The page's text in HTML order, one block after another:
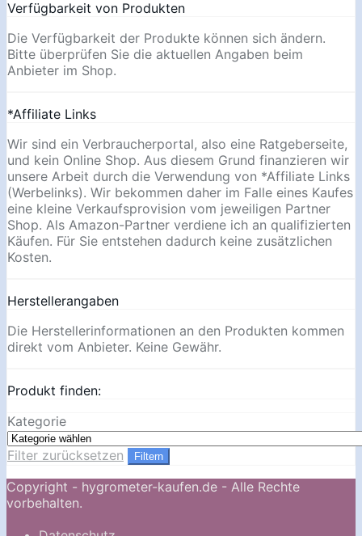
Verfügbarkeit von Produkten
Die Verfügbarkeit der Produkte können sich ändern.
Bitte überprüfen Sie die aktuellen Angaben beim
Anbieter im Shop.
*Affiliate Links
Wir sind ein Verbraucherportal, also eine Ratgeberseite,
und kein Online Shop. Aus diesem Grund finanzieren wir
unsere Arbeit durch die Verwendung von *Affiliate Links
(Werbelinks). Wir bekommen daher im Falle eines Kaufes
eine kleine Verkaufsprovision vom jeweiligen Partner
Shop. Als Amazon-Partner verdiene ich an qualifizierten
Käufen. Für Sie entstehen dadurch keine zusätzlichen
Kosten.
Herstellerangaben
Die Herstellerinformationen an den Produkten kommen
direkt vom Anbieter. Keine Gewähr.
Produkt finden:
Kategorie
Filter zurücksetzen Filtern
Copyright - hygrometer-kaufen.de - Alle Rechte
vorbehalten.